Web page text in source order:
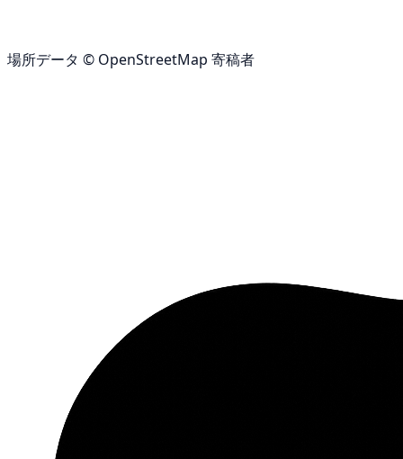
場所データ © OpenStreetMap 寄稿者